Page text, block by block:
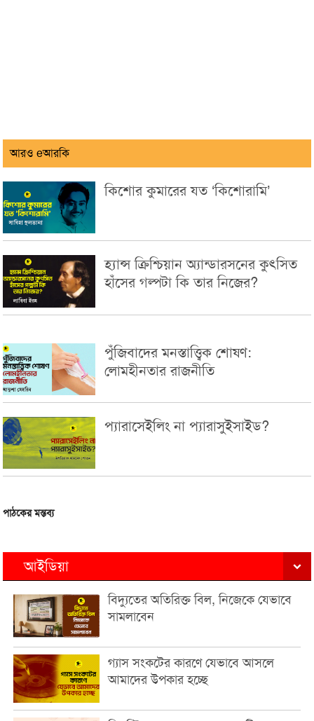
আরও eআরকি
কিশোর কুমারের যত ‘কিশোরামি’
হ্যান্স ক্রিশ্চিয়ান অ্যান্ডারসনের কুৎসিত
হাঁসের গল্পটা কি তার নিজের?
পুঁজিবাদের মনস্তাত্ত্বিক শোষণ:
লোমহীনতার রাজনীতি
প্যারাসেইলিং না প্যারাসুইসাইড?
পাঠকের মন্তব্য
আইডিয়া
বিদ্যুতের অতিরিক্ত বিল, নিজেকে যেভাবে
সামলাবেন
গ্যাস সংকটের কারণে যেভাবে আসলে
আমাদের উপকার হচ্ছে